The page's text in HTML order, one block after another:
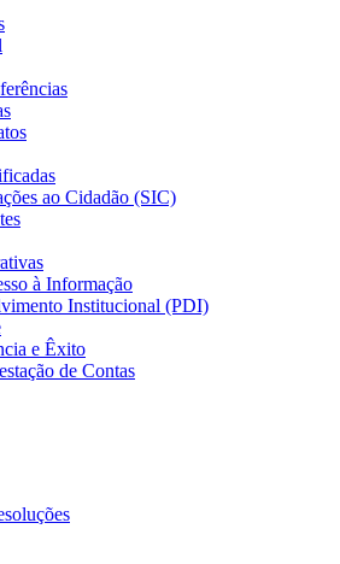
ao Cidadão (SIC)
à Informação
Institucional (PDI)
e Êxito
de Contas